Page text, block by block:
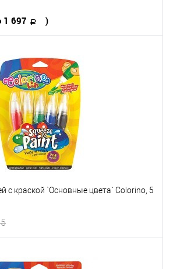
1 697 )
В наличии
с краской `Основные цвета` Colorino, 5